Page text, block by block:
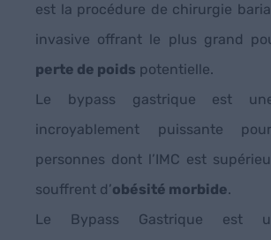
est la procédure de chirurgie
invasive offrant le plus grand
perte de poids potentielle.
Le bypass gastrique est
incroyablement puissante
personnes dont l’IMC est
souffrent d’obésité morbide.
Le Bypass Gastrique est